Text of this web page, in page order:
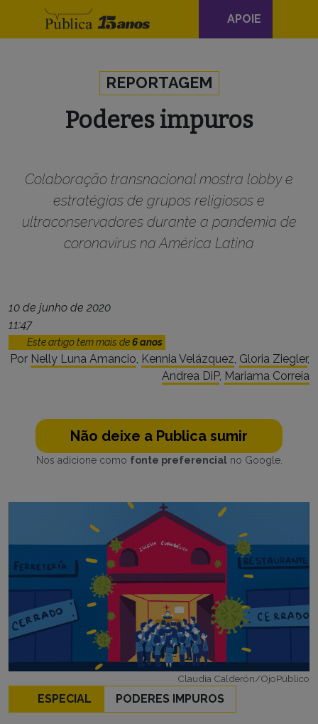
Navegação
principal
APOIE
REPORTAGEM
Poderes impuros
Colaboração transnacional mostra lobby e
estratégias de grupos religiosos e
ultraconservadores durante a pandemia de
coronavírus na América Latina
10 de junho de 2020
11:47
Este artigo tem mais de6 anos
Por Nelly Luna Amancio, Kennia Velázquez, Gloria Ziegler,
Andrea DiP, Mariama Correia
Não deixe a Publica sumir
Nos adicione como fonte preferencialno Google.
Claudia Calderón/OjoPúblico
ESPECIAL PODERES IMPUROS